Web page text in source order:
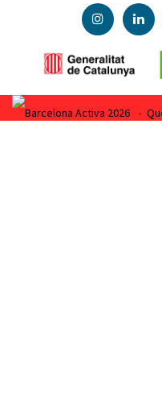
Barcelona Activa 2026 •